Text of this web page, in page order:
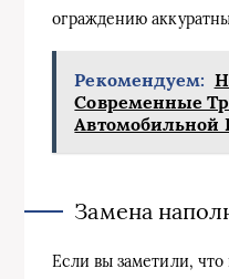
ограждению
Рекомендуем:
Современные
Автомобильной
Замена
Если вы заметили,